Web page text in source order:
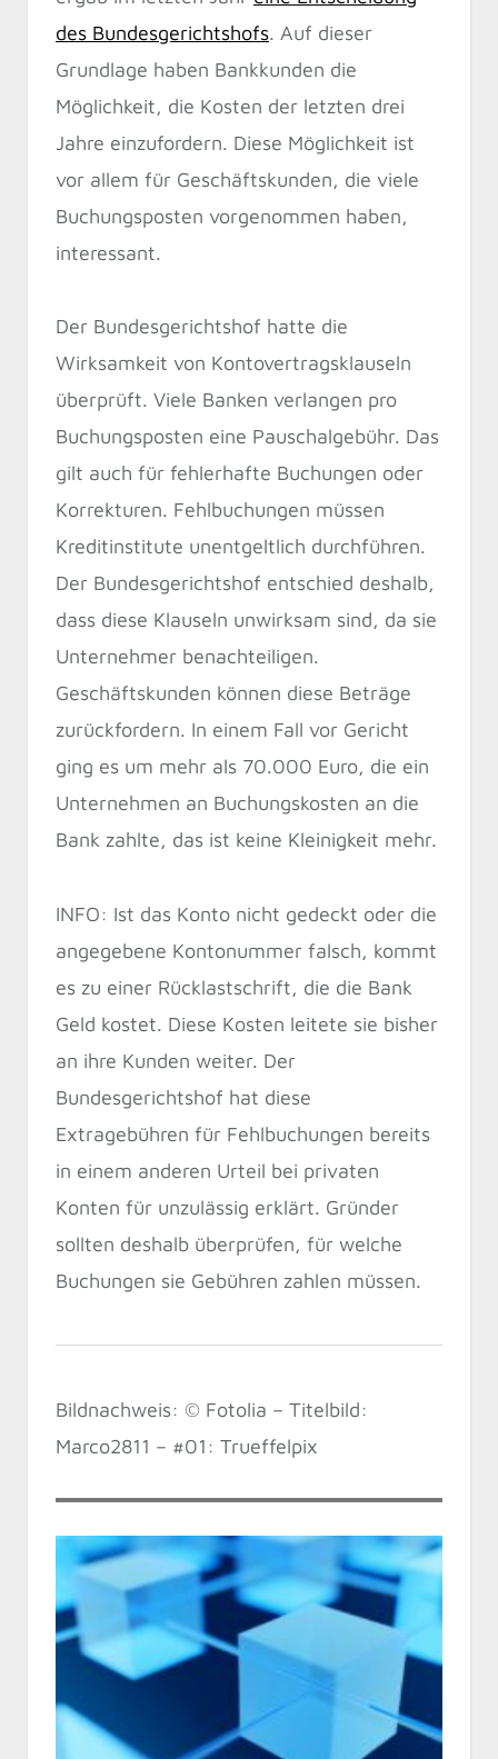
des Bundesgerichtshofs. Auf dieser
Grundlage haben Bankkunden die
Möglichkeit, die Kosten der letzten drei
Jahre einzufordern. Diese Möglichkeit ist
vor allem für Geschäftskunden, die viele
Buchungsposten vorgenommen haben,
interessant.
Der Bundesgerichtshof hatte die
Wirksamkeit von Kontovertragsklauseln
überprüft. Viele Banken verlangen pro
Buchungsposten eine Pauschalgebühr. Das
gilt auch für fehlerhafte Buchungen oder
Korrekturen. Fehlbuchungen müssen
Kreditinstitute unentgeltlich durchführen.
Der Bundesgerichtshof entschied deshalb,
dass diese Klauseln unwirksam sind, da sie
Unternehmer benachteiligen.
Geschäftskunden können diese Beträge
zurückfordern. In einem Fall vor Gericht
ging es um mehr als 70.000 Euro, die ein
Unternehmen an Buchungskosten an die
Bank zahlte, das ist keine Kleinigkeit mehr.
INFO: Ist das Konto nicht gedeckt oder die
angegebene Kontonummer falsch, kommt
es zu einer Rücklastschrift, die die Bank
Geld kostet. Diese Kosten leitete sie bisher
an ihre Kunden weiter. Der
Bundesgerichtshof hat diese
Extragebühren für Fehlbuchungen bereits
in einem anderen Urteil bei privaten
Konten für unzulässig erklärt. Gründer
sollten deshalb überprüfen, für welche
Buchungen sie Gebühren zahlen müssen.
Bildnachweis: © Fotolia – Titelbild:
Marco2811 – #01: Trueffelpix